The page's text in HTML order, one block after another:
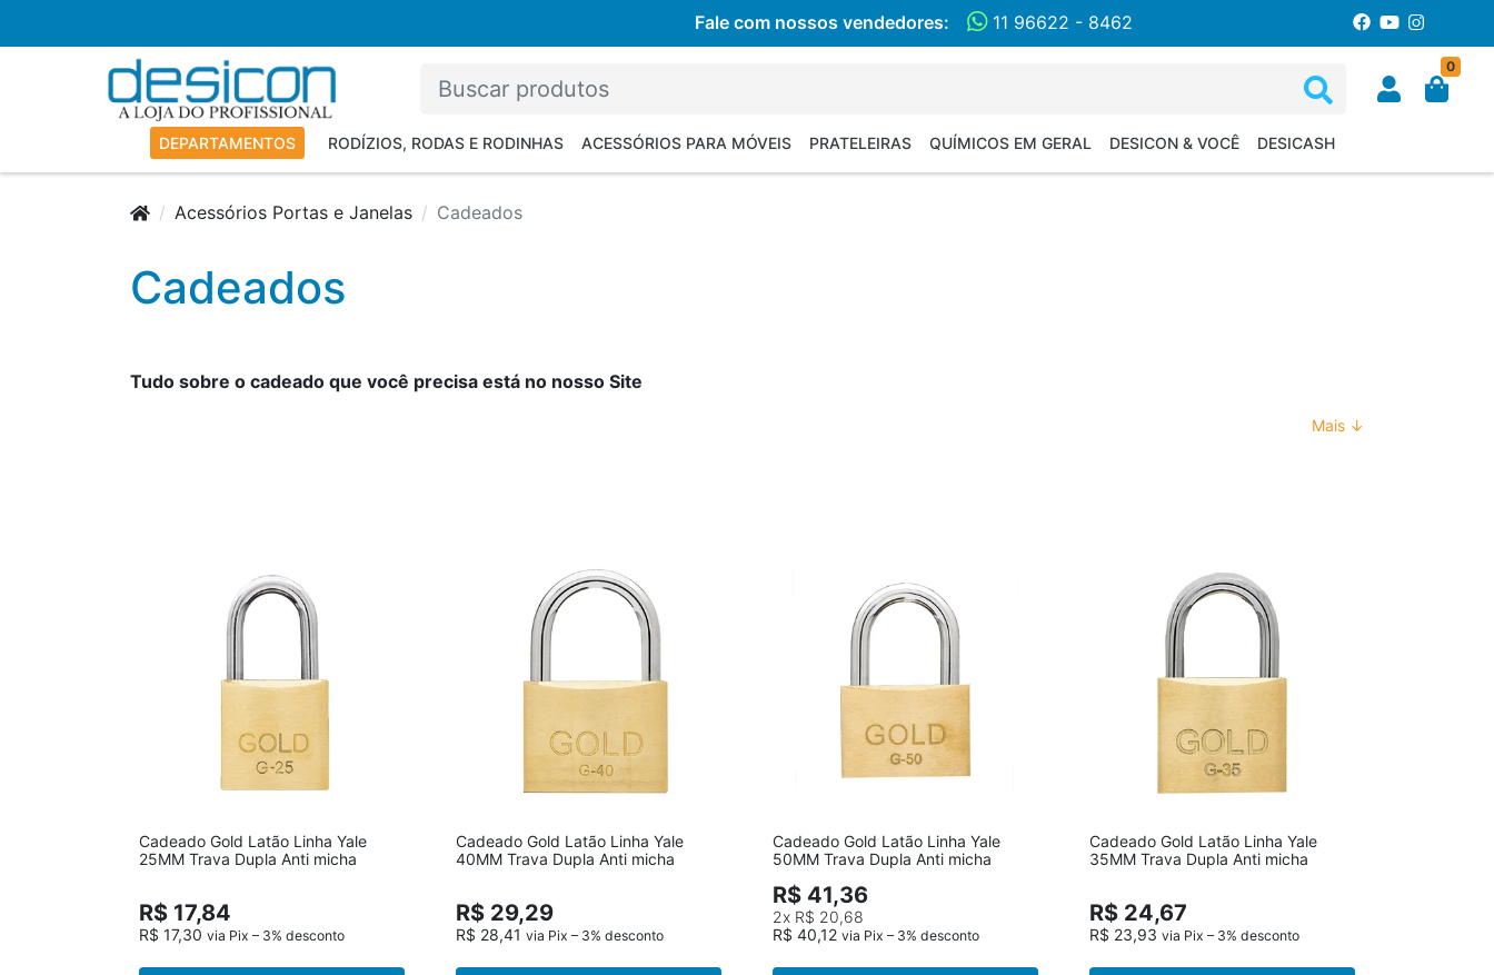
Fale com nossos vendedores: 11 96622 - 8462
0
DEPARTAMENTOS RODÍZIOS, RODAS E RODINHAS ACESSÓRIOS PARA MÓVEIS PRATELEIRAS QUÍMICOS EM GERAL DESICON & VOCÊ DESICASH
Acessórios Portas e Janelas Cadeados
Cadeados
Tudo sobre o cadeado que você precisa está no nosso Site
Mais ↓
Cadeado Gold Latão Linha Yale
25MM Trava Dupla Anti micha
R$ 17,84
R$ 17,30 via Pix – 3% desconto
Cadeado Gold Latão Linha Yale
40MM Trava Dupla Anti micha
R$ 29,29
R$ 28,41 via Pix – 3% desconto
Cadeado Gold Latão Linha Yale
50MM Trava Dupla Anti micha
R$ 41,36
2x R$ 20,68
R$ 40,12 via Pix – 3% desconto
Cadeado Gold Latão Linha Yale
35MM Trava Dupla Anti micha
R$ 24,67
R$ 23,93 via Pix – 3% desconto